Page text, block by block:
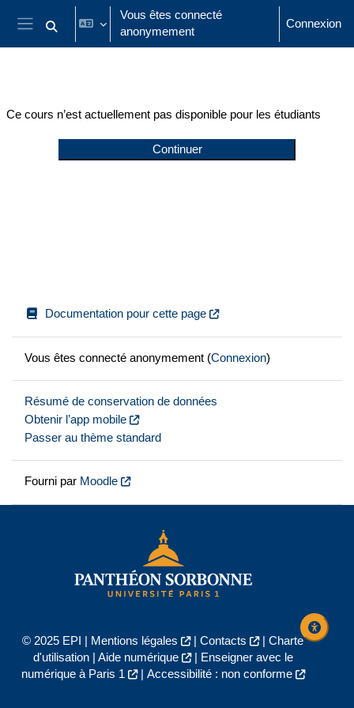
Passer au contenu principal
Panneau latéral
Activer/désactiver la saisie de recherche
Vous êtes connecté
anonymement
Connexion
Ce cours n’est actuellement pas disponible pour les étudiants
Continuer
Documentation pour cette page
Vous êtes connecté anonymement (Connexion)
Résumé de conservation de données
Obtenir l’app mobile
Passer au thème standard
Fourni par Moodle
© 2025 EPI | Mentions légales | Contacts | Charte
d'utilisation| Aide numérique |
Enseigner avec le
numérique à Paris 1
| Accessibilité : non conforme